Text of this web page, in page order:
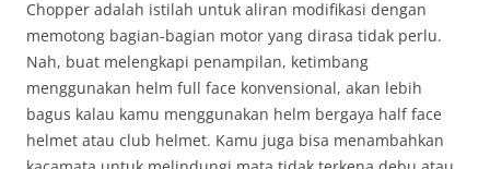
Chopper adalah istilah untuk aliran modifikasi dengan
memotong bagian-bagian motor yang dirasa tidak perlu.
Nah, buat melengkapi penampilan, ketimbang
menggunakan helm full face konvensional, akan lebih
bagus kalau kamu menggunakan helm bergaya half face
helmet atau club helmet. Kamu juga bisa menambahkan